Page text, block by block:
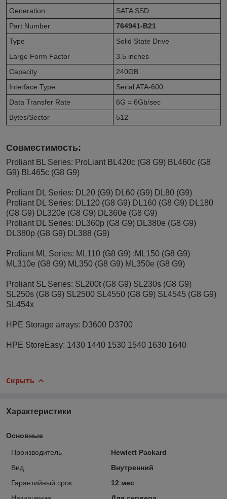
Generation
SATA SSD
Part Number
764941-B21
Type
Solid State Drive
Large Form Factor
3.5 inches
Capacity
240GB
Interface Type
Serial ATA-600
Data Transfer Rate
6G = 6Gb/sec
Bytes/Sector
512
Совместимость:
Proliant BL Series: ProLiant BL420c (G8 G9) BL460c (G8
G9) BL465c (G8 G9)
Proliant DL Series: DL20 (G9) DL60 (G9) DL80 (G9)
Proliant DL Series: DL120 (G8 G9) DL160 (G8 G9) DL180
(G8 G9) DL320e (G8 G9) DL360e (G8 G9)
Proliant DL Series: DL360p (G8 G9) DL380e (G8 G9)
DL380p (G8 G9) DL388 (G9)
Proliant ML Series: ML110 (G8 G9) ;ML150 (G8 G9)
ML310e (G8 G9) ML350 (G8 G9) ML350e (G8 G9)
Proliant SL Series: SL200t (G8 G9) SL230s (G8 G9)
SL250s (G8 G9) SL2500 SL4550 (G8 G9) SL4545 (G8 G9)
SL454x
HPE Storage arrays: D3600 D3700
HPE StoreEasy: 1430 1440 1530 1540 1630 1640
Скрыть
Характеристики
Основные
Производитель
Hewlett Packard
Вид
Внутренний
Гарантийный срок
12 мес